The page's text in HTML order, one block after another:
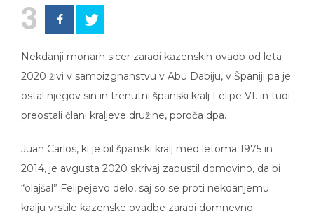
3
Nekdanji monarh sicer zaradi kazenskih ovadb od leta
2020 živi v samoizgnanstvu v Abu Dabiju, v Španiji pa je
ostal njegov sin in trenutni španski kralj Felipe VI. in tudi
preostali člani kraljeve družine, poroča dpa.
Juan Carlos, ki je bil španski kralj med letoma 1975 in
2014, je avgusta 2020 skrivaj zapustil domovino, da bi
“olajšal” Felipejevo delo, saj so se proti nekdanjemu
kralju vrstile kazenske ovadbe zaradi domnevno